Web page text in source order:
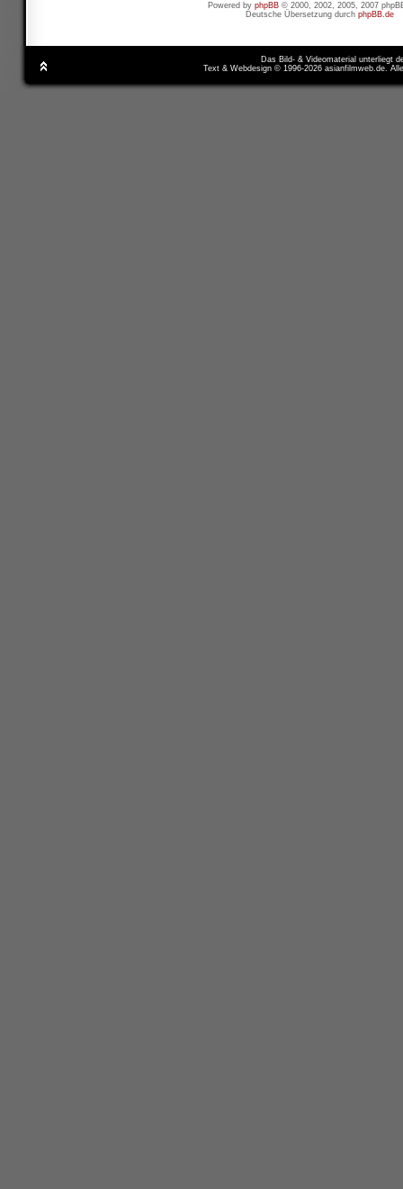
Powered by phpBB © 2000, 2002, 2005, 2007
Deutsche Übersetzung durch phpBB.de
Das Bild- & Videomaterial unterliegt
Text & Webdesign © 1996-2026 asianfilmweb.de.